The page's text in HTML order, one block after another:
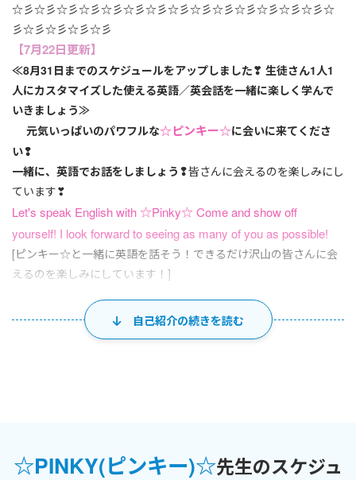
☆彡☆彡☆彡☆彡☆彡☆彡☆彡☆彡☆彡☆彡☆彡☆彡☆彡☆彡☆
彡☆彡☆彡☆彡☆彡
【7月22日更新】
≪8月31日までのスケジュールをアップしました❣ 生徒さん1人1
人にカスタマイズした使える英語／英会話を一緒に楽しく学んで
いきましょう≫
元気いっぱいのパワフルな☆ピンキー☆に会いに来てくださ
い❢
一緒に、英語でお話をしましょう❢皆さんに会えるのを楽しみにし
ています❣
Let's speak English with ☆Pinky☆ Come and show off
yourself! I look forward to seeing as many of you as possible!
[ピンキー☆と一緒に英語を話そう！できるだけ沢山の皆さんに会
えるのを楽しみにしています！]
こんにちは！
そして、はじめまして！
幼児期からでも、大人になってからでも「英語を話せるようにな
自己紹介の続きを読む
☆PINKY(ピンキー)☆先生のスケジュ